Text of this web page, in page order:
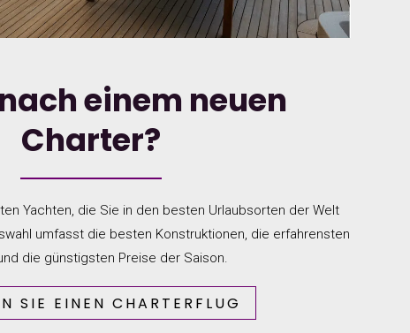
einem neuen
Charter?
Yachten, die Sie in den besten Urlaubsorten der Welt
umfasst die besten Konstruktionen, die erfahrensten
die günstigsten Preise der Saison.
SIE EINEN CHARTERFLUG